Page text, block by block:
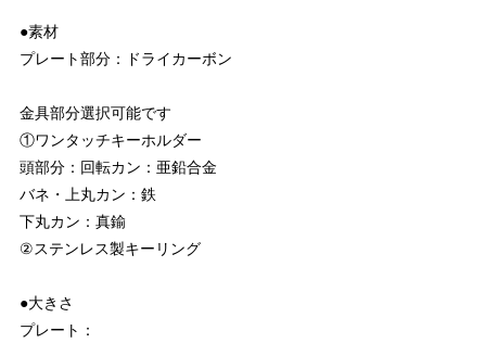
●素材
プレート部分：ドライカーボン
金具部分選択可能です
①ワンタッチキーホルダー
頭部分：回転カン：亜鉛合金
バネ・上丸カン：鉄
下丸カン：真鍮
②ステンレス製キーリング
●大きさ
プレート：